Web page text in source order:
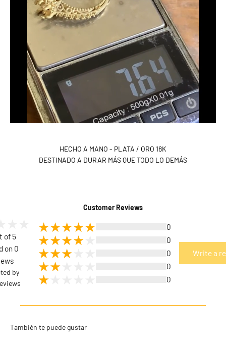
HECHO A MANO - PLATA / ORO 18K
DESTINADO A DURAR MÁS QUE TODO LO DEMÁS
Customer Reviews
of 5
on 0
by
0
0
0
0
0
Write a